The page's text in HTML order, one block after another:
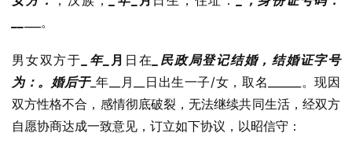
___。
男女双方于 _年_月 日在
_民政局登记结婚，结婚证字号
为： 。婚后于_年__月__日出生一子/女，取名______。现因
双方性格不合，感情彻底破裂，无法继续共同生活，经双方
自愿协商达成一致意见，订立如下协议，以昭信守：